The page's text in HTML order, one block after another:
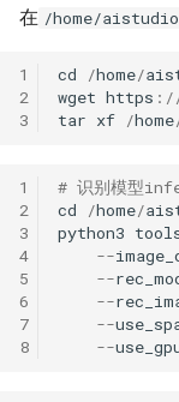
在 /home/
1
2
3
cd /home/
wget https :
tar xf /home
1
2
3
4
5
6
7
8
# 识别模型
cd
/home/
python3
--
--
--
--
--